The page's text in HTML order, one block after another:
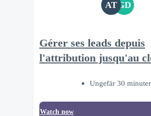
AT GD
Gérer ses leads depuis
l'attribution jusqu'au
Ungefär 30 minuter
Watch now